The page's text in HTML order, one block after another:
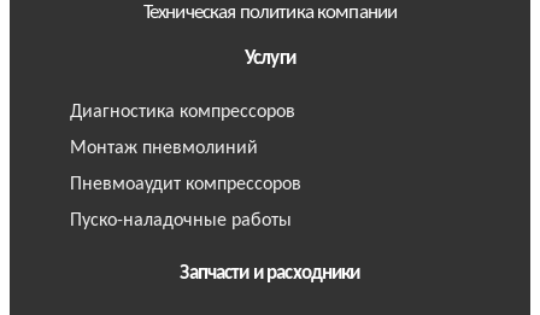
Техническая политика компании
Услуги
Диагностика компрессоров
Монтаж пневмолиний
Пневмоаудит компрессоров
Пуско-наладочные работы
Запчасти и расходники